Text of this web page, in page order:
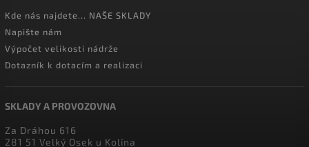
Kde nás najdete... NAŠE SKLADY
Napište nám
Výpočet velikosti nádrže
Dotazník k dotacím a realizaci
SKLADY A PROVOZOVNA
Za Dráhou 616
281 51 Velký Osek u Kolína